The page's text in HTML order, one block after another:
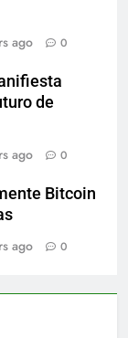
ago 0
de
ago 0
Bitcoin
ago 0